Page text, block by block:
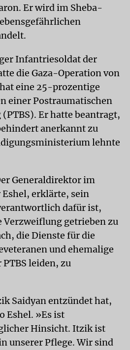
Er wird im Sheba-
Infantriesoldat der
die Gaza-Operation von
eine 25-prozentige
einer Postraumatischen
Er hatte beantragt,
anerkannt zu
lehnte
Generaldirektor im
erklärte, sein
dafür ist,
Verzweiflung getrieben zu
die Dienste für die
und ehemalige
leiden, zu
Saidyan entzündet hat,
Eshel. »Es ist
Hinsicht. Itzik ist
unserer Pflege. Wir sind